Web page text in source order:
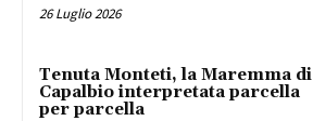
26 Luglio 2026
Tenuta Monteti, la Maremma di
Capalbio interpretata parcella
per parcella